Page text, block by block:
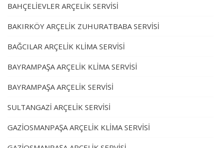
BAHÇELİEVLER ARÇELİK SERVİSİ
BAKIRKÖY ARÇELİK ZUHURATBABA SERVİSİ
BAĞCILAR ARÇELİK KLİMA SERVİSİ
BAYRAMPAŞA ARÇELİK KLİMA SERVİSİ
BAYRAMPAŞA ARÇELİK SERVİSİ
SULTANGAZİ ARÇELİK SERVİSİ
GAZİOSMANPAŞA ARÇELİK KLİMA SERVİSİ